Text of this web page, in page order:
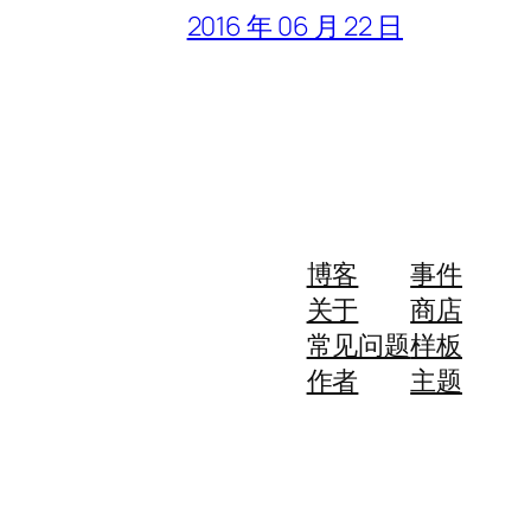
2016 年 06 月 22 日
博客
关于
常见问题
作者
事件
商店
样板
主题